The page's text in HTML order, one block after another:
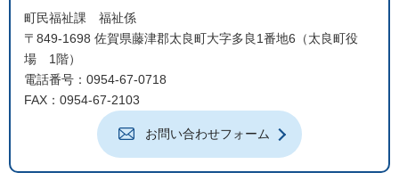
町民福祉課 福祉係
〒849-1698 佐賀県藤津郡太良町大字多良1番地6（太良町役
場 1階）
電話番号：0954-67-0718
FAX：0954-67-2103
お問い合わせフォーム